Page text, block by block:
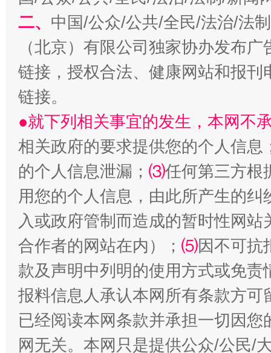
揭开“小金库”的免责幌子
受贿1.44亿！段成刚被判无期 从幼
二、 中国/公众/公共/全民/法治/法
（北京）有限公司独家协办发布
链接，授权合法、健康网站和报
链接。
●就下列相关事宜的发生，本网不
相关政府的要求提供您的个人信息
的个人信息泄漏； ⑶任何第三方根
用您的个人信息，由此所产生的纠
入或政府管制而造成的暂时性网
合作者的网站在内）； ⑸因不可抗
款及声明中列明的使用方式或免责
报料信息人承认本网所有条款方
已经阅读本网条款并承担一切因
网无关。本网只是提供公众/公民/